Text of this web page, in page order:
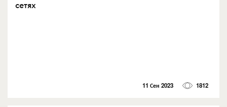
сетях
11 Сен 2023 1812